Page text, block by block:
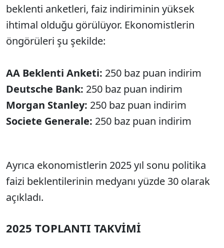
beklenti anketleri, faiz indiriminin yüksek
ihtimal olduğu görülüyor. Ekonomistlerin
öngörüleri şu şekilde:
AA Beklenti Anketi: 250 baz puan indirim
Deutsche Bank: 250 baz puan indirim
Morgan Stanley: 250 baz puan indirim
Societe Generale: 250 baz puan indirim
Ayrıca ekonomistlerin 2025 yıl sonu politika
faizi beklentilerinin medyanı yüzde 30 olarak
açıkladı.
2025 TOPLANTI TAKVİMİ